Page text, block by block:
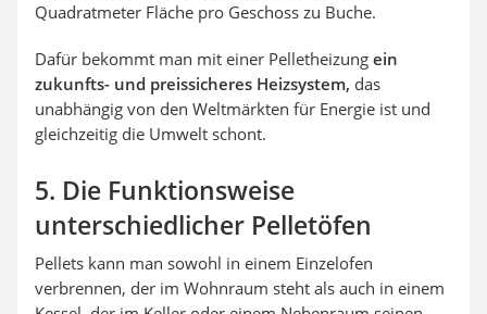
Quadratmeter Fläche pro Geschoss zu Buche.
Dafür bekommt man mit einer Pelletheizung ein
zukunfts- und preissicheres Heizsystem, das
unabhängig von den Weltmärkten für Energie ist und
gleichzeitig die Umwelt schont.
5. Die Funktionsweise
unterschiedlicher Pelletöfen
Pellets kann man sowohl in einem Einzelofen
verbrennen, der im Wohnraum steht als auch in einem